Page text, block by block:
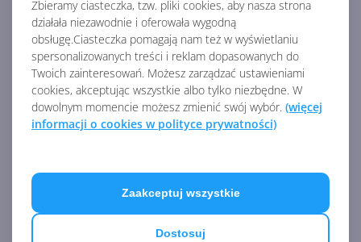
Zbieramy ciasteczka, tzw. pliki cookies, aby nasza strona
działała niezawodnie i oferowała wygodną
obsługę.Ciasteczka pomagają nam też w wyświetlaniu
spersonalizowanych treści i reklam dopasowanych do
Twoich zainteresowań. Możesz zarządzać ustawieniami
cookies, akceptując wszystkie albo tylko niezbędne. W
dowolnym momencie możesz zmienić swój wybór. (więcej
informacji o cookies w polityce prywatności)
Dostosuj
Zaakceptuj wszystkie
AKTUALNOŚCI Z KATEGORII WINDOWS
PHONE
Ciekawostka na dziś.
Microsoft zmienił nazwę
Windows Phone 7 na prośbę
Sklep z aplikacjami w
Windows 8.1 oficjalnie został
zamknięty